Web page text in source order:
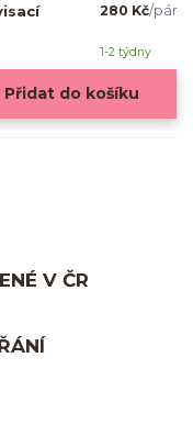
280 Kč/pár
1-2 týdny
Přidat do košíku
V ČR